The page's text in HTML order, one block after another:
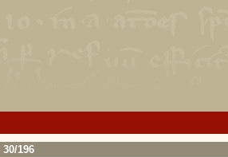
196